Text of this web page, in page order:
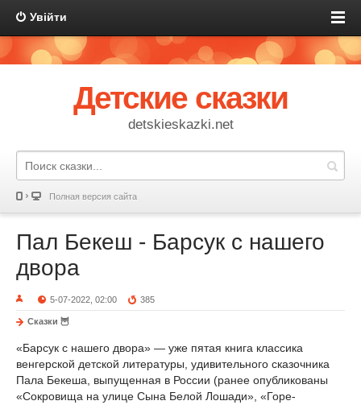
Увійти
Детские сказки
detskieskazki.net
Полная версия сайта
Пал Бекеш - Барсук с нашего
двора
5-07-2022, 02:00 385
Сказки 🦉
«Барсук с нашего двора» — уже пятая книга классика
венгерской детской литературы, удивительного сказочника
Пала Бекеша, выпущенная в России (ранее опубликованы
«Сокровища на улице Сына Белой Лошади», «Горе-